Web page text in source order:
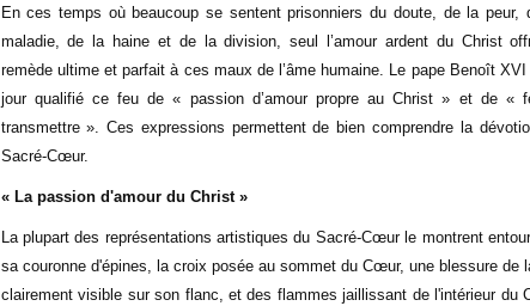
En ces temps où beaucoup se sentent prisonniers du doute, de la peur,
maladie, de la haine et de la division, seul l’amour ardent du Christ
remède ultime et parfait à ces maux de l’âme humaine. Le pape Benoît XVI
jour qualifié ce feu de « passion d’amour propre au Christ » et de «
transmettre ». Ces expressions permettent de bien comprendre la
Sacré-Cœur.
« La passion d'amour du Christ »
La plupart des représentations artistiques du Sacré-Cœur le montrent
sa couronne d'épines, la croix posée au sommet du Cœur, une blessure de
clairement visible sur son flanc, et des flammes jaillissant de l'intérieur du